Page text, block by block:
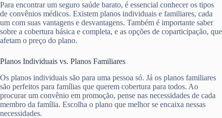
Para encontrar um seguro saúde barato, é essencial conhecer os tipos
de convênios médicos. Existem planos individuais e familiares, cada
um com suas vantagens e desvantagens. Também é importante saber
sobre a cobertura básica e completa, e as opções de coparticipação, que
afetam o preço do plano.
Planos Individuais vs. Planos Familiares
Os planos individuais são para uma pessoa só. Já os planos familiares
são perfeitos para famílias que querem cobertura para todos. Ao
procurar um convênio em promoção, pense nas necessidades de cada
membro da família. Escolha o plano que melhor se encaixa nessas
necessidades.